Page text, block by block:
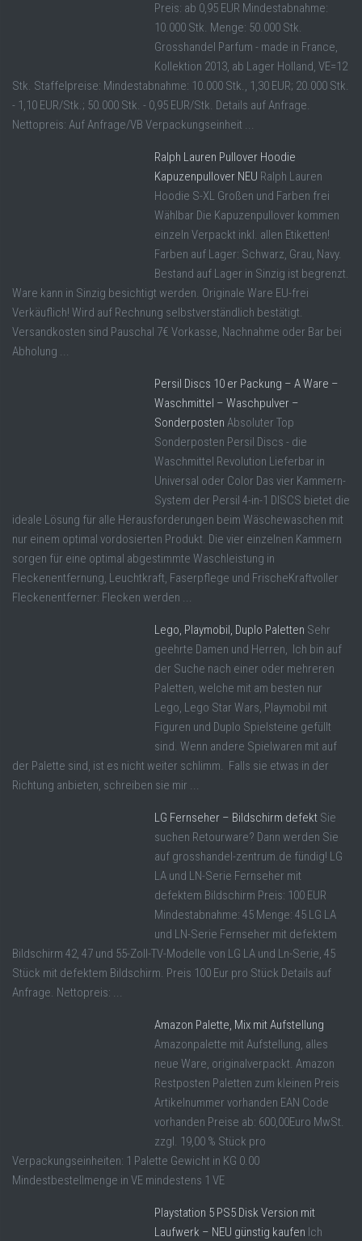
Preis: ab 0,95 EUR Mindestabnahme:
10.000 Stk. Menge: 50.000 Stk.
Grosshandel Parfum - made in France,
Kollektion 2013, ab Lager Holland, VE=12
Stk. Staffelpreise: Mindestabnahme: 10.000 Stk., 1,30 EUR; 20.000 Stk.
- 1,10 EUR/Stk.; 50.000 Stk. - 0,95 EUR/Stk. Details auf Anfrage.
Nettopreis: Auf Anfrage/VB Verpackungseinheit ...
Ralph Lauren Pullover Hoodie
Kapuzenpullover NEU Ralph Lauren
Hoodie S-XL Großen und Farben frei
Wählbar Die Kapuzenpullover kommen
einzeln Verpackt inkl. allen Etiketten!
Farben auf Lager: Schwarz, Grau, Navy.
Bestand auf Lager in Sinzig ist begrenzt.
Ware kann in Sinzig besichtigt werden. Originale Ware EU-frei
Verkäuflich! Wird auf Rechnung selbstverständlich bestätigt.
Versandkosten sind Pauschal 7€ Vorkasse, Nachnahme oder Bar bei
Abholung ...
Persil Discs 10 er Packung – A Ware –
Waschmittel – Waschpulver –
Sonderposten Absoluter Top
Sonderposten Persil Discs - die
Waschmittel Revolution Lieferbar in
Universal oder Color Das vier Kammern-
System der Persil 4-in-1 DISCS bietet die
ideale Lösung für alle Herausforderungen beim Wäschewaschen mit
nur einem optimal vordosierten Produkt. Die vier einzelnen Kammern
sorgen für eine optimal abgestimmte Waschleistung in
Fleckenentfernung, Leuchtkraft, Faserpflege und FrischeKraftvoller
Fleckenentferner: Flecken werden ...
Lego, Playmobil, Duplo Paletten Sehr
geehrte Damen und Herren, Ich bin auf
der Suche nach einer oder mehreren
Paletten, welche mit am besten nur
Lego, Lego Star Wars, Playmobil mit
Figuren und Duplo Spielsteine gefüllt
sind. Wenn andere Spielwaren mit auf
der Palette sind, ist es nicht weiter schlimm. Falls sie etwas in der
Richtung anbieten, schreiben sie mir ...
LG Fernseher – Bildschirm defekt Sie
suchen Retourware? Dann werden Sie
auf grosshandel-zentrum.de fündig! LG
LA und LN-Serie Fernseher mit
defektem Bildschirm Preis: 100 EUR
Mindestabnahme: 45 Menge: 45 LG LA
und LN-Serie Fernseher mit defektem
Bildschirm 42, 47 und 55-Zoll-TV-Modelle von LG LA und Ln-Serie, 45
Stück mit defektem Bildschirm. Preis 100 Eur pro Stück Details auf
Anfrage. Nettopreis: ...
Amazon Palette, Mix mit Aufstellung
Amazonpalette mit Aufstellung, alles
neue Ware, originalverpackt. Amazon
Restposten Paletten zum kleinen Preis
Artikelnummer vorhanden EAN Code
vorhanden Preise ab: 600,00Euro MwSt.
zzgl. 19,00 % Stück pro
Verpackungseinheiten: 1 Palette Gewicht in KG 0.00
Mindestbestellmenge in VE mindestens 1 VE
Playstation 5 PS5 Disk Version mit
Laufwerk – NEU günstig kaufen Ich